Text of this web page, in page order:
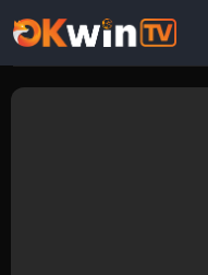
qua
nội
dung